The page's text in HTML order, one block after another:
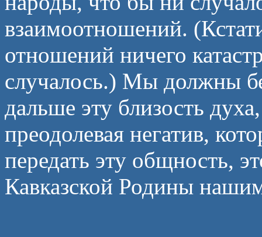
взаимоотношений.
отношений ничего
случалось.) Мы должны
дальше эту близость
преодолевая негатив,
передать эту общность,
Кавказской Родины